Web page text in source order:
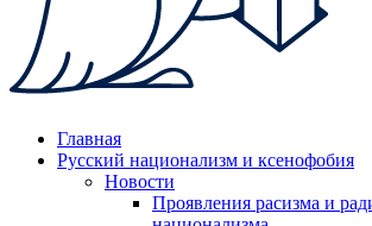
Главная
Русский национализм и ксенофобия
Новости
Проявления расизма и